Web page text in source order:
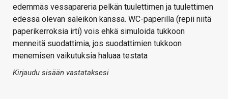
edemmäs vessapareria pelkän tuulettimen ja tuulettimen
edessä olevan säleikön kanssa. WC-paperilla (repii niitä
paperikerroksia irti) vois ehkä simuloida tukkoon
menneitä suodattimia, jos suodattimien tukkoon
menemisen vaikutuksia haluaa testata
Kirjaudu sisään vastataksesi